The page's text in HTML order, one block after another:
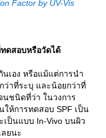
Factor by UV-Vis
ดสอบหรือวัดได้
เอง หรือแม้แต่การนำ
าที่ระบุ และน้อยกว่าที่
นชนิดที่ว่า ในวงการ
ให้การทดสอบ SPF เป็น
ป็นแบบ In-Vivo บนผิว
ยนะ